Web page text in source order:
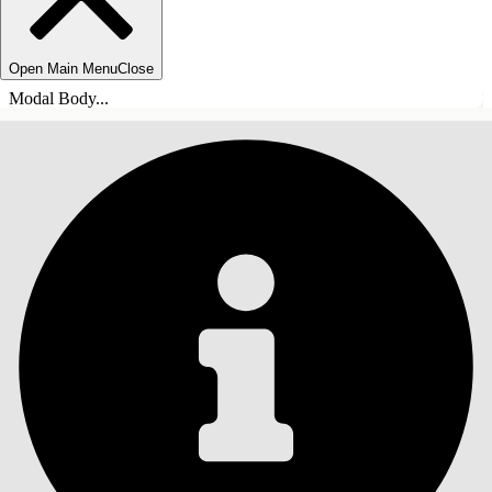
Open Main MenuClose
Modal Body...
SISÄLLYSLUETTELO